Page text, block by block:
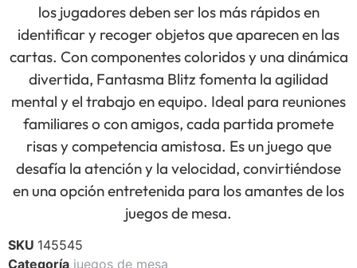
los jugadores deben ser los más rápidos en
identificar y recoger objetos que aparecen en las
cartas. Con componentes coloridos y una dinámica
divertida, Fantasma Blitz fomenta la agilidad
mental y el trabajo en equipo. Ideal para reuniones
familiares o con amigos, cada partida promete
risas y competencia amistosa. Es un juego que
desafía la atención y la velocidad, convirtiéndose
en una opción entretenida para los amantes de los
juegos de mesa.
SKU 145545
Categoría juegos de mesa